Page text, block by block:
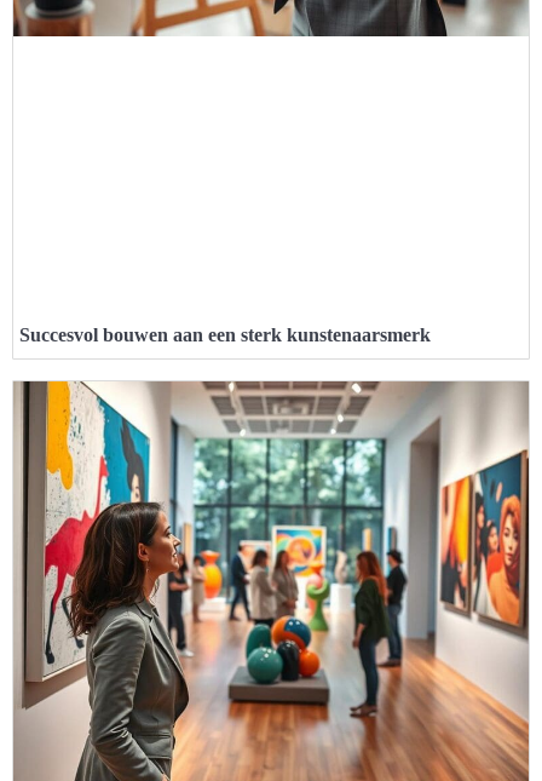
Succesvol bouwen aan een sterk kunstenaarsmerk